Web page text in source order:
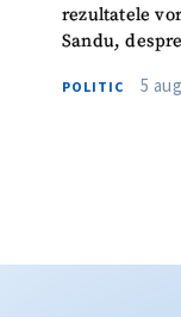
rezultatele
Sandu,
POLITIC 5